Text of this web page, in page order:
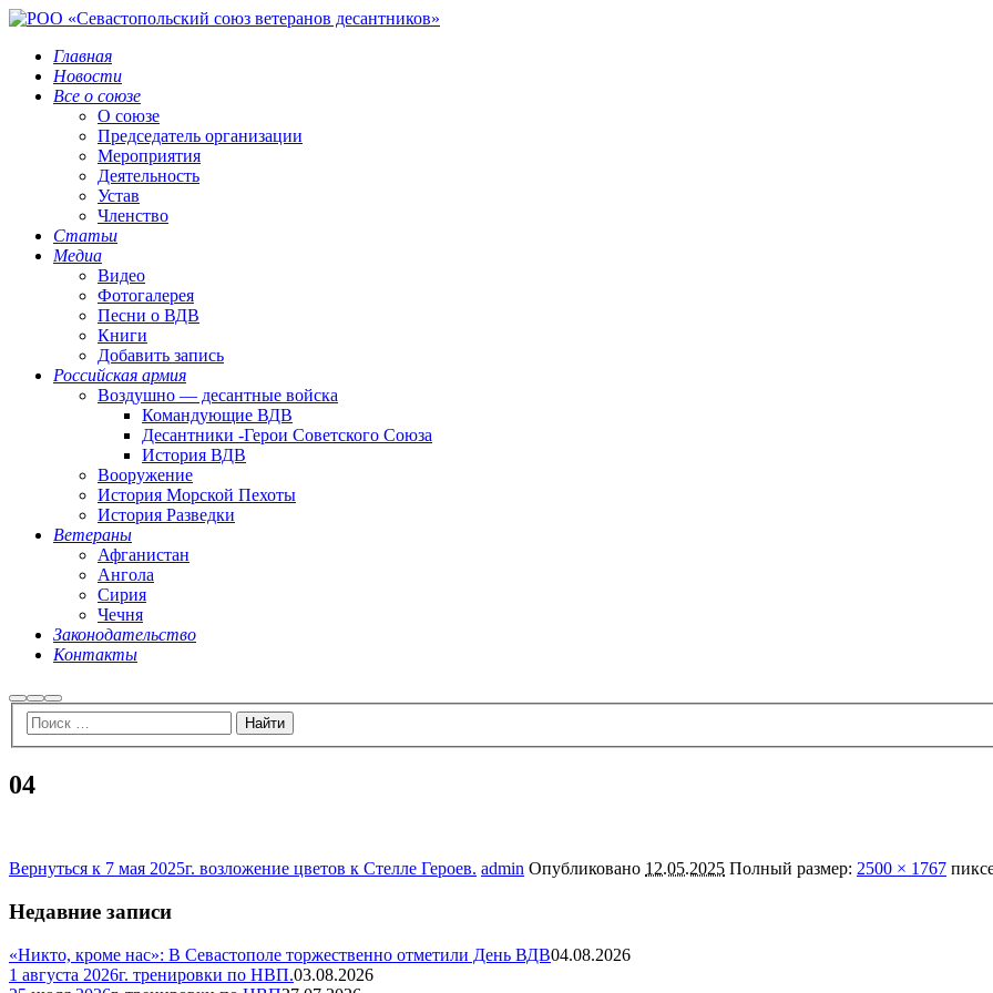
Главная
Новости
Все о союзе
О союзе
Председатель организации
Мероприятия
Деятельность
Устав
Членство
Статьи
Медиа
Видео
Фотогалерея
Песни о ВДВ
Книги
Добавить запись
Российская армия
Воздушно — десантные войска
Командующие ВДВ
Десантники -Герои Советского Союза
История ВДВ
Вооружение
История Морской Пехоты
История Разведки
Ветераны
Афганистан
Ангола
Сирия
Чечня
Законодательство
Контакты
НайтиБольше
информации
Главное
меню
04
Вернуться к 7 мая 2025г. возложение цветов к Стелле Героев. admin Опубликовано 12.05.2025 Полный размер: 2500 × 1767
Недавние записи
«Никто, кроме нас»: В Севастополе торжественно отметили День ВДВ04.08.2026
1 августа 2026г. тренировки по НВП.03.08.2026